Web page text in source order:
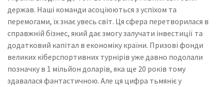
держав. Наші команди асоціюються з успіхом та
перемогами, їх знає увесь світ. Ця сфера перетворилася в
справжній бізнес, який дає змогу залучати інвестиції та
додатковий капітал в економіку країни. Призові фонди
великих кіберспортивних турнірів уже давно подолали
позначку в 1 мільйон доларів, яка ще 20 років тому
здавалася фантастичною. Але ця цифра тьмяніє у